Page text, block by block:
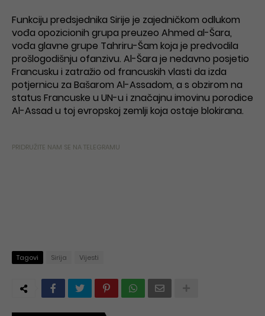
Funkciju predsjednika Sirije je zajedničkom odlukom
vođa opozicionih grupa preuzeo Ahmed al-Šara,
vođa glavne grupe Tahriru-Šam koja je predvodila
prošlogodišnju ofanzivu. Al-Šara je nedavno posjetio
Francusku i zatražio od francuskih vlasti da izda
potjernicu za Bašarom Al-Assadom, a s obzirom na
status Francuske u UN-u i značajnu imovinu porodice
Al-Assad u toj evropskoj zemlji koja ostaje blokirana.
PRIDRUŽITE NAM SE NA TELEGRAMU
Tagovi Sirija Vijesti